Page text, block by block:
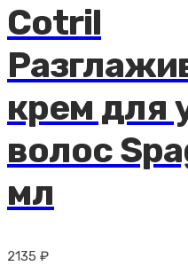
Cotril
крем для
волос
мл
2135 ₽